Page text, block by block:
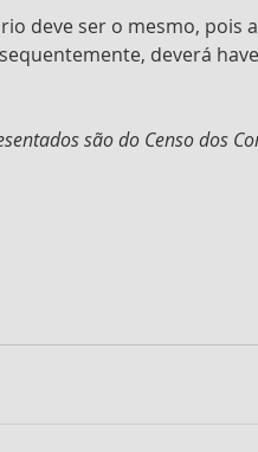
deve ser o mesmo,
deverá
são do Censo dos